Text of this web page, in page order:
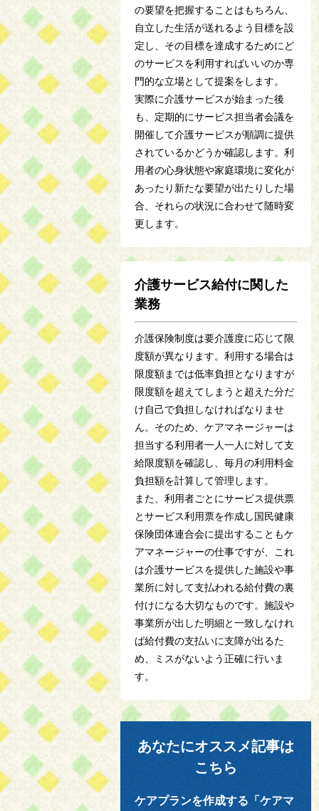
の要望を把握することはもちろん、
自立した生活が送れるよう目標を設
定し、その目標を達成するためにど
のサービスを利用すればいいのか専
門的な立場として提案をします。
実際に介護サービスが始まった後
も、定期的にサービス担当者会議を
開催して介護サービスが順調に提供
されているかどうか確認します。利
用者の心身状態や家庭環境に変化が
あったり新たな要望が出たりした場
合、それらの状況に合わせて随時変
更します。
介護サービス給付に関した
業務
介護保険制度は要介護度に応じて限
度額が異なります。利用する場合は
限度額までは低率負担となりますが
限度額を超えてしまうと超えた分だ
け自己で負担しなければなりませ
ん。そのため、ケアマネージャーは
担当する利用者一人一人に対して支
給限度額を確認し、毎月の利用料金
負担額を計算して管理します。
また、利用者ごとにサービス提供票
とサービス利用票を作成し国民健康
保険団体連合会に提出することもケ
アマネージャーの仕事ですが、これ
は介護サービスを提供した施設や事
業所に対して支払われる給付費の裏
付けになる大切なものです。施設や
事業所が出した明細と一致しなけれ
ば給付費の支払いに支障が出るた
め、ミスがないよう正確に行いま
す。
あなたにオススメ記事は
こちら
ケアプランを作成する「ケアマ